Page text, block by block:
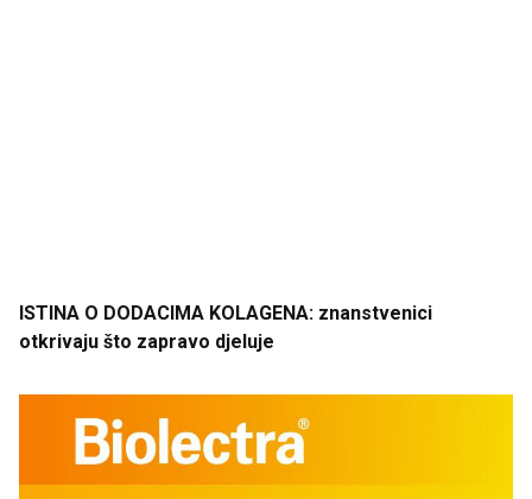
ISTINA O DODACIMA KOLAGENA: znanstvenici
otkrivaju što zapravo djeluje